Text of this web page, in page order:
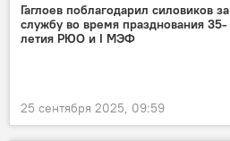
Гаглоев поблагодарил силовиков за
службу во время празднования 35-
летия РЮО и I МЭФ
25 сентября 2025, 09:59